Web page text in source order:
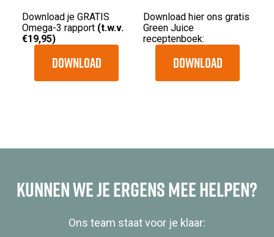
Download je GRATIS
Omega-3 rapport (t.w.v.
€19,95)
Download
Download hier ons gratis
Green Juice
receptenboek:
Download
Kunnen we je ergens mee helpen?
Ons team staat voor je klaar: